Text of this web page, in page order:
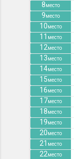
8место
9место
10место
11 место
12место
13место
14место
15место
16место
17место
18место
19место
20место
21 место
22место